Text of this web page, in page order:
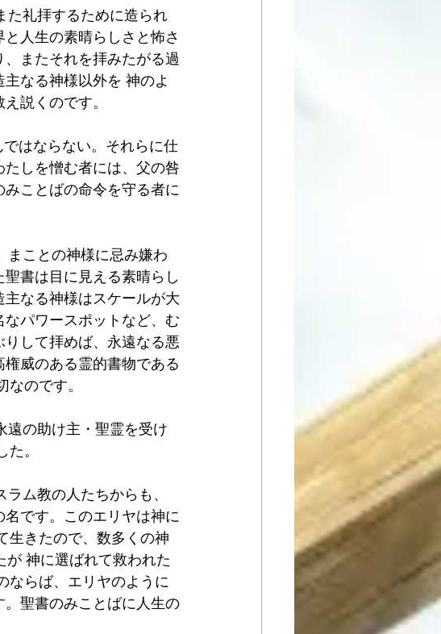
た礼拝するために造られ
人生の素晴らしさと怖さ
またそれを拝みたがる過
なる神様以外を 神のよ
説くのです。
はならない。それらに仕
しを憎む者には、父の咎
ことばの命令を守る者に
まことの神様に忌み嫌わ
書は目に見える素晴らし
なる神様はスケールが大
パワースポットなど、む
して拝めば、永遠なる悪
威のある霊的書物である
のです。
遠の助け主・聖霊を受け
。
ム教の人たちからも、
です。このエリヤは神に
生きたので、数多くの神
神に選ばれて救われた
ならば、エリヤのように
聖書のみことばに人生の